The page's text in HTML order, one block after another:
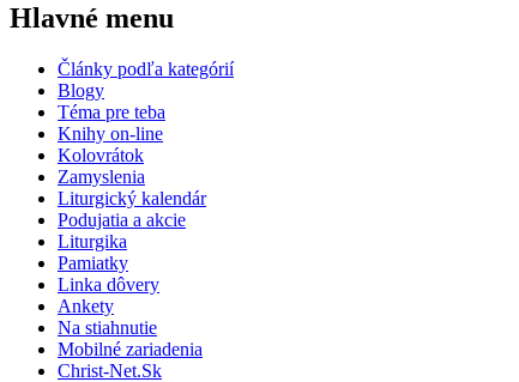
Hlavné menu
Články podľa kategórií
Blogy
Téma pre teba
Knihy on-line
Kolovrátok
Zamyslenia
Liturgický kalendár
Podujatia a akcie
Liturgika
Pamiatky
Linka dôvery
Ankety
Na stiahnutie
Mobilné zariadenia
Christ-Net.Sk